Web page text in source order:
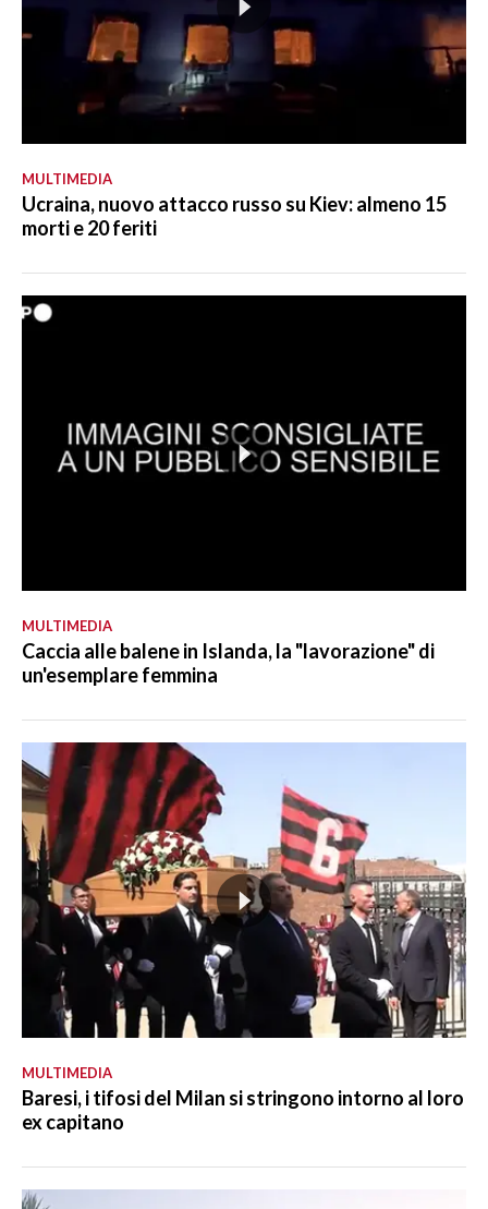
MULTIMEDIA
Ucraina, nuovo attacco russo su Kiev: almeno 15
morti e 20 feriti
MULTIMEDIA
Caccia alle balene in Islanda, la "lavorazione" di
un'esemplare femmina
MULTIMEDIA
Baresi, i tifosi del Milan si stringono intorno al loro
ex capitano